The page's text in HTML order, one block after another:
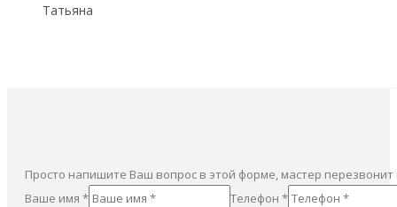
Татьяна
Просто напишите Ваш вопрос в этой форме, мастер
Ваше имя *
Телефон *